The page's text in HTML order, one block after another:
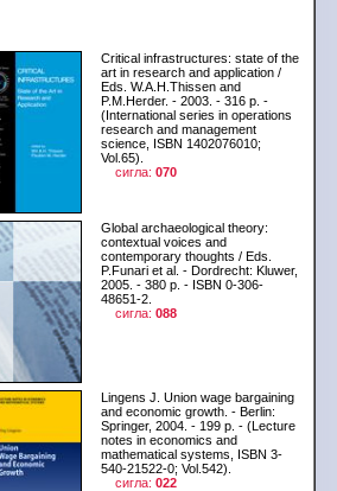
Critical infrastructures: state of the
art in research and application /
Eds. W.A.H.Thissen and
P.M.Herder. - 2003. - 316 p. -
(International series in operations
research and management
science, ISBN 1402076010;
Vol.65).
сигла: 070
Global archaeological theory:
contextual voices and
contemporary thoughts / Eds.
P.Funari et al. - Dordrecht: Kluwer,
2005. - 380 p. - ISBN 0-306-
48651-2.
сигла: 088
Lingens J. Union wage bargaining
and economic growth. - Berlin:
Springer, 2004. - 199 p. - (Lecture
notes in economics and
mathematical systems, ISBN 3-
540-21522-0; Vol.542).
сигла: 022